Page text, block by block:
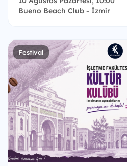
Bueno Beach Club - İzmir
Festival